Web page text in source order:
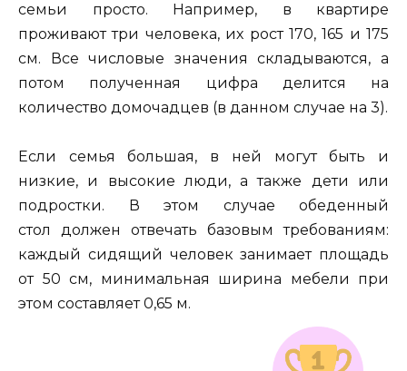
семьи просто. Например, в квартире
проживают три человека, их рост 170, 165 и 175
см. Все числовые значения складываются, а
потом полученная цифра делится на
количество домочадцев (в данном случае на 3).
Если семья большая, в ней могут быть и
низкие, и высокие люди, а также дети или
подростки. В этом случае обеденный
стол должен отвечать базовым требованиям:
каждый сидящий человек занимает площадь
от 50 см, минимальная ширина мебели при
этом составляет 0,65 м.